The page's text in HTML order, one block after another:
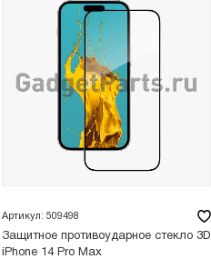
Артикул: 509498
Защитное противоударное стекло 3D
iPhone 14 Pro Max